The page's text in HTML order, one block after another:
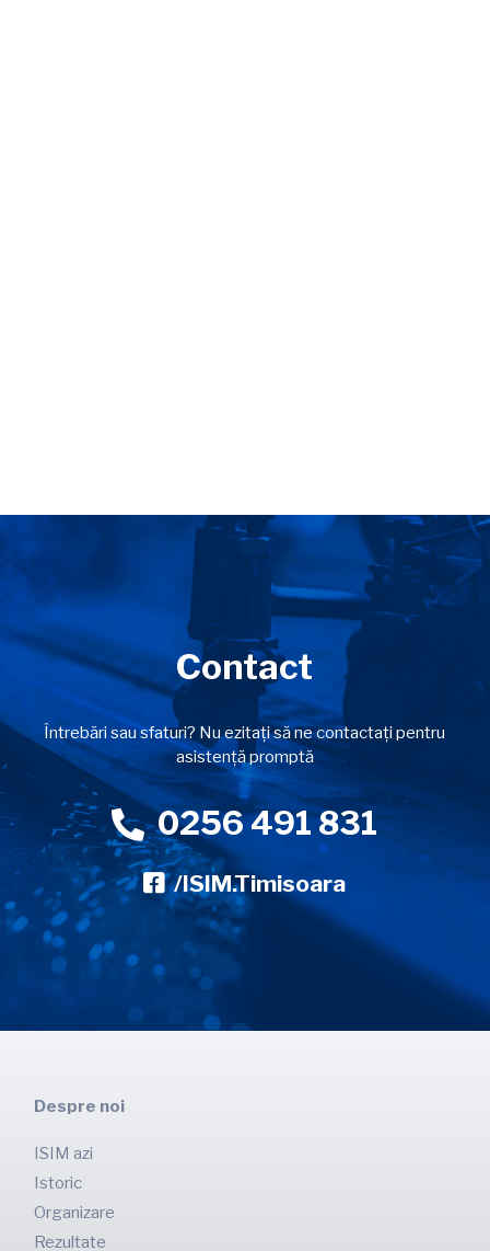
Contact
Întrebări sau sfaturi? Nu ezitați să ne contactați pentru
asistență promptă
0256 491 831
/ISIM.Timisoara
Despre noi
ISIM azi
Istoric
Organizare
Rezultate